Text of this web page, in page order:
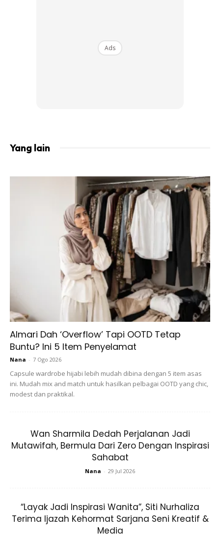
On Jan
Ads
Anmum™ Essential untuk mengumumkan duta baharu
mereka iaitu Hanis Zalikha dan anaknya, Yusuf Iskandar.
Malah, para peminat juga dapat menyaksikan kehidupan
yang bakal ditayangkan di ASTRO RIA (saluran 104)
bertajuk ‘My Little Heroes’ pada setiap hari Rabu bermula
31 Januari jam 9.00 malam.
Ads
Yang lain
Almari Dah ‘Overflow’ Tapi OOTD Tetap
Buntu? Ini 5 Item Penyelamat
Nana - 7 Ogo 2026
Capsule wardrobe hijabi lebih mudah dibina dengan 5 item asas
ini. Mudah mix and match untuk hasilkan pelbagai OOTD yang chic,
modest dan praktikal.
Wan Sharmila Dedah Perjalanan Jadi
Mutawifah, Bermula Dari Zero Dengan Inspirasi
Sahabat
Nana - 29 Jul 2026
“Layak Jadi Inspirasi Wanita”, Siti Nurhaliza
Terima Ijazah Kehormat Sarjana Seni Kreatif &
Media